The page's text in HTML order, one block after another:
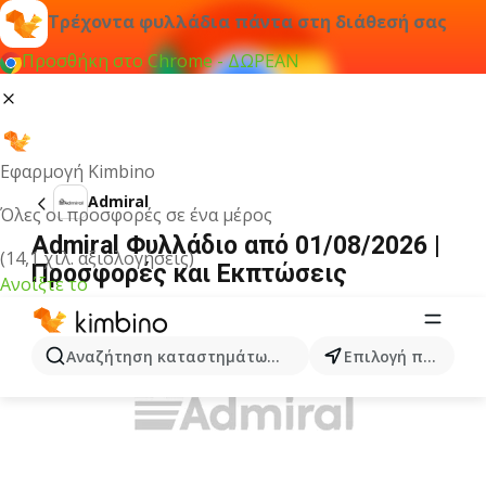
Τρέχοντα φυλλάδια πάντα στη διάθεσή σας
Προσθήκη στο Chrome - ΔΩΡΕΑΝ
Εφαρμογή Kimbino
Όλες οι προσφορές σε ένα μέρος
(14,1 χιλ. αξιολογήσεις)
Ανοίξτε το
Αναζήτηση καταστημάτων, κατηγοριών, προϊόντων...
Επιλογή πόλης
Admiral
Admiral Φυλλάδιο από 01/08/2026 |
Προσφορές και Εκπτώσεις